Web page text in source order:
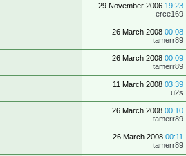
29 November 2006 19:23
erce169
26 March 2008 00:08
tamerr89
26 March 2008 00:09
tamerr89
11 March 2008 03:39
u2s
26 March 2008 00:10
tamerr89
26 March 2008 00:11
tamerr89